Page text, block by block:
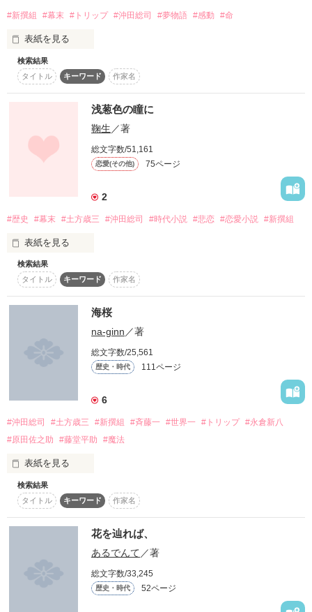
一旦、完結しました*\(^o^)/*
続きは、
『続・新撰組と妖狐ちゃん！』
読んで下さった読者の皆さま、
ファンになって下さった皆さま、
本当にありがとうございます！！！
＊さっきも言ったように、
歴史に忠実…ではありません！
だいたい作者の妄想ですorz
＊時代背景なんて関係ない言葉が
数えきれない程出てきます←
*･゜ﾟ･*:.｡..｡.:*･*･゜ﾟ･*:.｡･*:.｡. .｡.:*･゜ﾟ･*
それでもOKという方は、
こちらから( ´ ▽ ` )ﾉ
↓
作品を読む
今、新撰組が平成に生まれ変わる………！
〜○〜○〜○〜○〜○〜○〜○〜○〜○〜
『Ｔｉｍｅ〜新撰組と平成の少女〜』の続編です！
まだ読んでいない方は、先に読むことをお勧めします(*´∀`)
-*-*-*-*-*-*-*-*-*-*-*-*-*-*-*-*-*-*-*-
Thank you for remarkable reviews!!
ジャンル別ランキング
最高７位!!!!
永倉新八(ながくらしんぱち)
今、時代を越え、友情が芽生える………！
〜○〜○〜○〜○〜○〜○〜○〜○〜○〜
またもや新撰組のお話です☆
タイトル変更しました！
-*-*-*-*-*-*-*-*-*-*-*-*-*-*-*-*-*-*-*-
新選組×少女＋攘夷志士
少女は、ただひたすらに駆け抜けた
＊＊＊＊＊＊＊＊＊＊＊＊＊＊＊＊＊＊＊
ジャンル別ランキング最高2位！
歴史・時代で推薦していただきました！
沢山のレビューや感想
ありがとうございました(^^)
史実に基づいたフィクション。
新選組や歴史を知らない方にも
読んでいただけるように
書いています。
多少大目にみていただけたらと思います。
2009.9〜2010.12
2014.10.修正完了
×
土方歳三
「ふざけんじゃねぇ！！！」
×
沖田総司
斎藤一
「お前はできることだけやればいい」
原田左之助
「お前はいい子だ」
「あたしみんなを守りたいです！」
生き方を失った紅葉に光をくれた新選組の人たち。
少しずつ光を取り戻す矢先・・・・
あくまで私の想像の世界なので苦手な方はUターンお願いしま
す！
初の歴史物語です！
ごちゃごちゃするかもしれないんですが暖かい目で見てくれる
レビューなどももらえると嬉しいです
歴史・時代部門ランキング４週連続１位にランクインしまし
#新撰組 #幕末 #トリップ #沖田総司 #夢物語 #感動 #命
表紙を見る
そんな道も、きっとあったのです。
そしてその道もまた、
幸せだったのでしょう。
＊
たとえそれが、夢。
触れたら消えてしまう、幻。
願わくば、1度だけと。
僕はきみとの、
夢物語を歩いてみたかったんだ───…
“動かねば  闇にへだつや  花と水”
浅葱色の約束。─夢物語編─
検索結果
タイトル
キーワード 作家名
浅葱色の瞳に
鞠生 ／著
総文字数/51,161
恋愛(その他) 75ページ
2
#歴史 #幕末 #土方歳三 #沖田総司 #時代小説 #悲恋 #恋愛小説 #新撰組
表紙を見る
その"華"は
時が来たりて乱れ咲き
その"華"は
散り際こそが美しい
熟れて開いたその"華"に
失われし遠い日々―…
絶えず咲き誇る
一輪の華の如く
鬼の寵愛を一身に受け動乱の世を共に駆け抜けた
検索結果
タイトル
キーワード 作家名
海桜
na-ginn／著
総文字数/25,561
歴史・時代 111ページ
6
#沖田総司 #土方歳三 #新撰組 #斉藤一 #世界一 #トリップ #永倉新八
#原田佐之助
#藤堂平助 #魔法
表紙を見る
世界ランク1位の強さと頭脳をもつ
1人の少年が……………
任務で幕末にタイムスリップ!?
検索結果
タイトル
キーワード 作家名
花を辿れば、
あるでんて／著
総文字数/33,245
歴史・時代 52ページ